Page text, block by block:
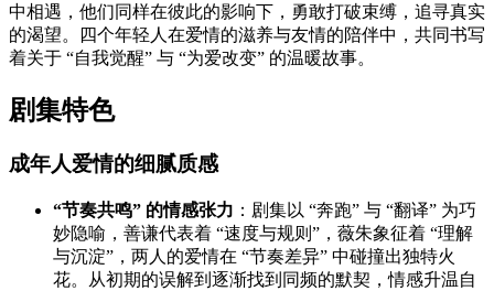
中相遇，他们同样在彼此的影响下，勇敢打破束缚，追寻真实
的渴望。四个年轻人在爱情的滋养与友情的陪伴中，共同书写
着关于 “自我觉醒” 与 “为爱改变” 的温暖故事。
剧集特色
成年人爱情的细腻质感
“节奏共鸣” 的情感张力 ：剧集以 “奔跑” 与 “翻译” 为巧
妙隐喻，善谦代表着 “速度与规则”，薇朱象征着 “理解
与沉淀”，两人的爱情在 “节奏差异” 中碰撞出独特火
花。从初期的误解到逐渐找到同频的默契，情感升温自